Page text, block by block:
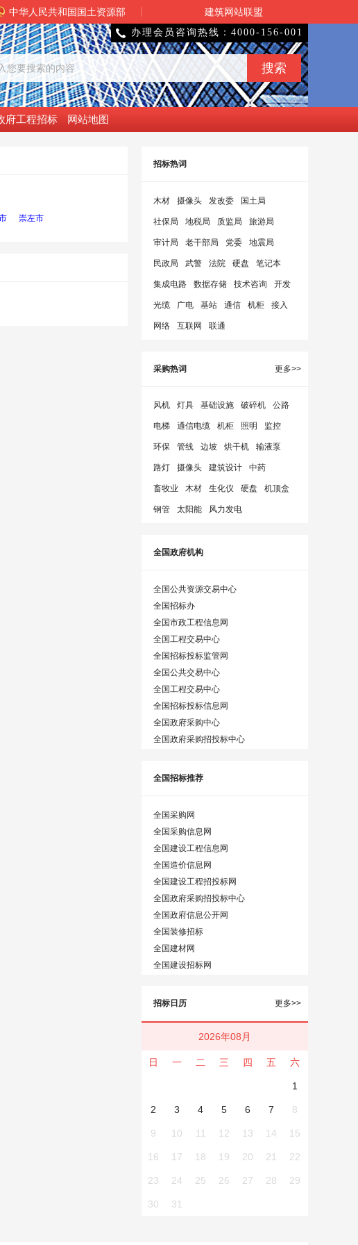
中华人民共和国国土资源部 建筑网站联盟
 办理会员咨询热线：4000-156-001
府工程招标 网站地图
崇左市
招标热词
木材 摄像头 发改委 国土局
社保局 地税局 质监局 旅游局
审计局 老干部局 党委 地震局
民政局 武警 法院 硬盘 笔记本
集成电路 数据存储 技术咨询 开发
光缆 广电 基站 通信 机柜 接入
网络 互联网 联通
采购热词 更多>>
风机 灯具 基础设施 破碎机 公路
电梯 通信电缆 机柜 照明 监控
环保 管线 边坡 烘干机 输液泵
路灯 摄像头 建筑设计 中药
畜牧业 木材 生化仪 硬盘 机顶盒
钢管 太阳能 风力发电
全国政府机构
全国公共资源交易中心
全国招标办
全国市政工程信息网
全国工程交易中心
全国招标投标监管网
全国公共交易中心
全国工程交易中心
全国招标投标信息网
全国政府采购中心
全国政府采购招投标中心
全国招标推荐
全国采购网
全国采购信息网
全国建设工程信息网
全国造价信息网
全国建设工程招投标网
全国政府采购招投标中心
全国政府信息公开网
全国装修招标
全国建材网
全国建设招标网
招标日历 更多>>
2026年08月
日 一 二 三 四 五 六
1
2 3 4 5 6 7 8
9 10 11 12 13 14 15
16 17 18 19 20 21 22
23 24 25 26 27 28 29
30 31